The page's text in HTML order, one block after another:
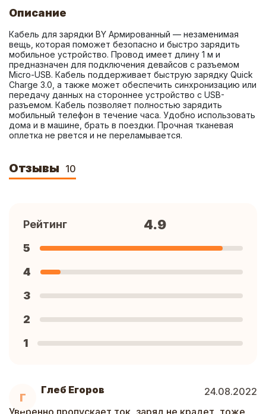
Описание
Кабель для зарядки BY Армированный — незаменимая
вещь, которая поможет безопасно и быстро зарядить
мобильное устройство. Провод имеет длину 1 м и
предназначен для подключения девайсов с разъемом
Micro-USB. Кабель поддерживает быструю зарядку Quick
Charge 3.0, а также может обеспечить синхронизацию или
передачу данных на стороннее устройство с USB-
разъемом. Кабель позволяет полностью зарядить
мобильный телефон в течение часа. Удобно использовать
дома и в машине, брать в поездки. Прочная тканевая
оплетка не рвется и не переламывается.
Отзывы 10
Г
Глеб Егоров
24.08.2022
Уверенно пропускает ток, заряд не крадет, тоже
Рейтинг 4.9
5
4
3
2
1